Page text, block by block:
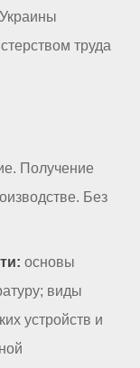
труда
Получение
Без
основы
виды
устройств и